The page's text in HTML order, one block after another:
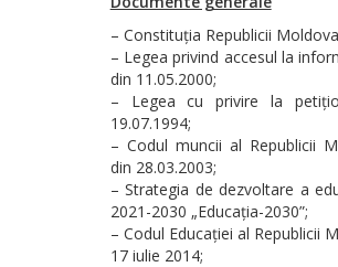
– Constituția Republicii
– Legea privind accesul la
din 11.05.2000;
– Legea cu privire la
19.07.1994;
– Codul muncii al Republicii
din 28.03.2003;
– Strategia de dezvoltare a
2021-2030 „Educația-2030”;
– Codul Educației al Republicii
17 iulie 2014;